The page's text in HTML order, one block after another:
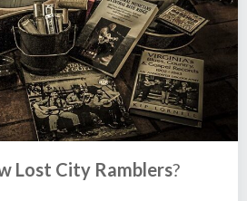
Lost City Ramblers?